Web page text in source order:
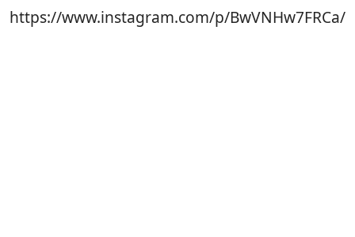
https://www.instagram.com/p/BwVNHw7FRCa/